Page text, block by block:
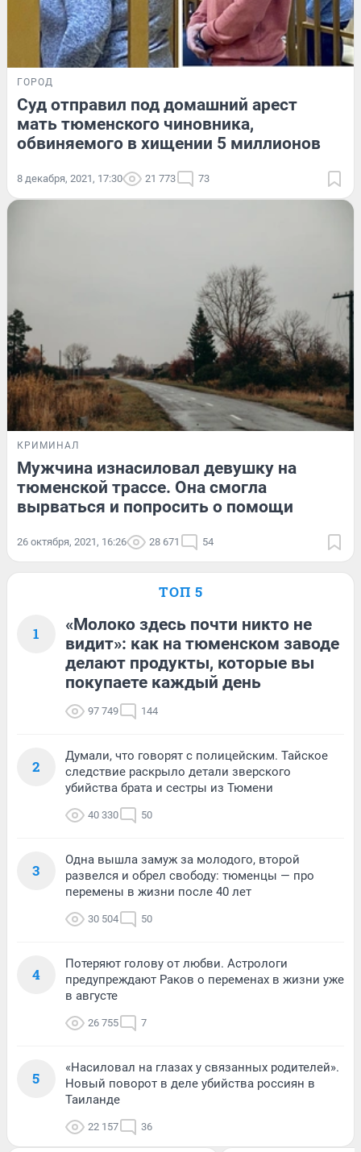
ГОРОД
Суд отправил под домашний арест
мать тюменского чиновника,
обвиняемого в хищении 5 миллионов
8 декабря, 2021, 17:30 21 773 73
КРИМИНАЛ
Мужчина изнасиловал девушку на
тюменской трассе. Она смогла
вырваться и попросить о помощи
26 октября, 2021, 16:26 28 671 54
ТОП 5
1
«Молоко здесь почти никто не
видит»: как на тюменском заводе
делают продукты, которые вы
покупаете каждый день
97 749 144
2
Думали, что говорят с полицейским. Тайское
следствие раскрыло детали зверского
убийства брата и сестры из Тюмени
40 330 50
3
Одна вышла замуж за молодого, второй
развелся и обрел свободу: тюменцы — про
перемены в жизни после 40 лет
30 504 50
4
Потеряют голову от любви. Астрологи
предупреждают Раков о переменах в жизни уже
в августе
26 755 7
5
«Насиловал на глазах у связанных родителей».
Новый поворот в деле убийства россиян в
Таиланде
22 157 36